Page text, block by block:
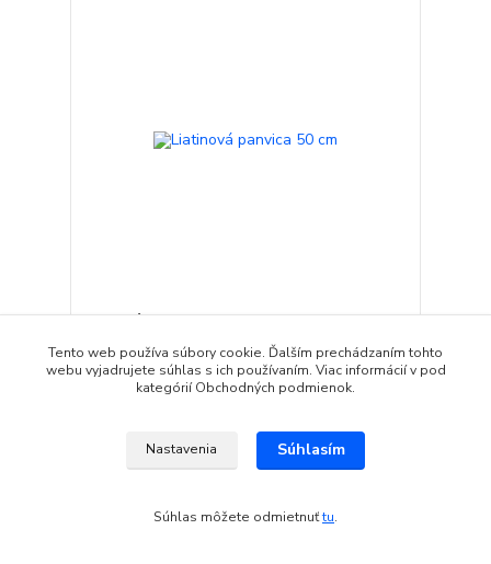
Liatinová panvica 50 cm
69,90 EUR
65,00 EUR/ks
momentálne
vypredané
Detail
Tento web používa súbory cookie. Ďalším prechádzaním tohto
webu vyjadrujete súhlas s ich používaním. Viac informácií v pod
kategórií Obchodných podmienok.
Nastavenia Súhlasím
Súhlas môžete odmietnuťtu.